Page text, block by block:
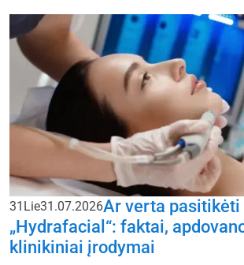
31 Lie31.07.2026Ar verta pasitikėti
„Hydrafacial“: faktai,
klinikiniai įrodymai